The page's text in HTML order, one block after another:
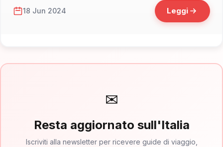
18 Jun 2024 Leggi
✉
Resta aggiornato sull'Italia
Iscriviti alla newsletter per ricevere guide di viaggio,